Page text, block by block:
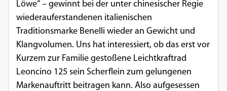
Löwe“ – gewinnt bei der unter chinesischer Regie
wiederauferstandenen italienischen
Traditionsmarke Benelli wieder an Gewicht und
Klangvolumen. Uns hat interessiert, ob das erst vor
Kurzem zur Familie gestoßene Leichtkraftrad
Leoncino 125 sein Scherflein zum gelungenen
Markenauftritt beitragen kann. Also aufgesessen